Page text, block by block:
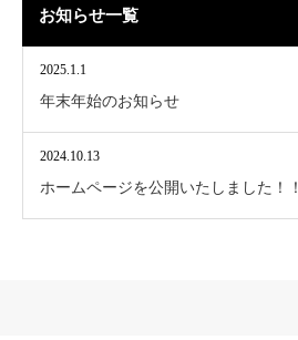
お知らせ一覧
2025.1.1
年末年始のお知らせ
2024.10.13
ホームページを公開いたしました！！